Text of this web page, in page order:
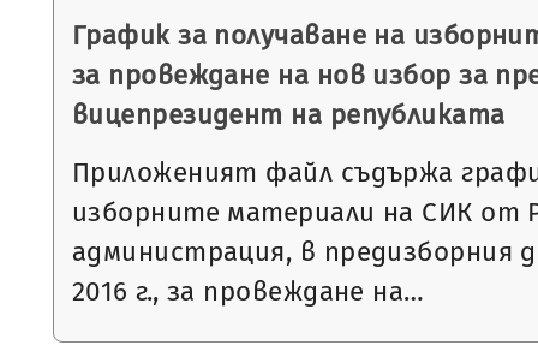
График за получаване на
за провеждане на нов избор за
вицепрезидент на републиката
Приложеният файл съдържа
изборните материали на СИК от
администрация, в предизборния
2016 г., за провеждане на…